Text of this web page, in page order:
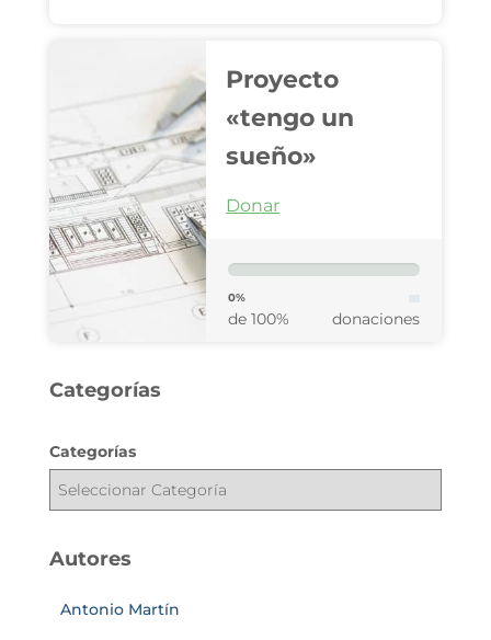
Proyecto
«tengo un
sueño»
Donar
0%
de 100% donaciones
Categorías
Categorías
Autores
Antonio Martín